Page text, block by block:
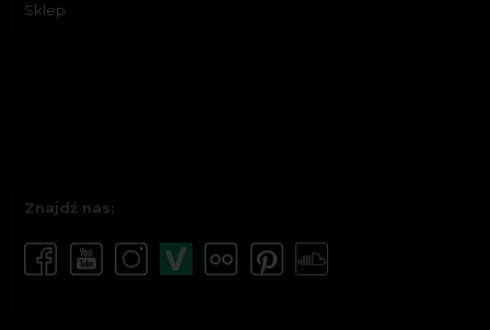
Sklep
Znajdź nas: